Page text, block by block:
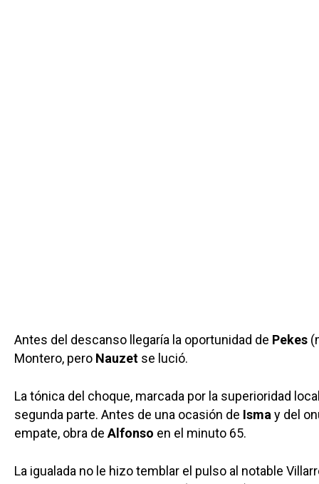
Antes del descanso llegaría la oportunidad de Pekes
Montero, pero Nauzet se lució.
La tónica del choque, marcada por la superioridad
segunda parte. Antes de una ocasión de Ismay del
empate, obra deAlfonso en el minuto 65.
La igualada no le hizo temblar el pulso al notable